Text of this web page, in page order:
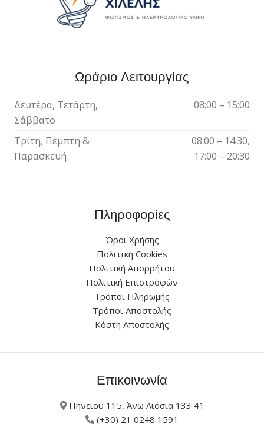
Ωράριο Λειτουργίας
Δευτέρα, Τετάρτη,
Σάββατο
08:00 – 15:00
Τρίτη, Πέμπτη &
Παρασκευή
08:00 – 14:30,
17:00 – 20:30
Πληροφορίες
Όροι Χρήσης
Πολιτική Cookies
Πολιτική Απορρήτου
Πολιτική Επιστροφών
Τρόποι Πληρωμής
Τρόποι Αποστολής
Κόστη Αποστολής
Επικοινωνία
Πηνειού 115, Άνω Λιόσια 133 41
(+30) 21 0248 1591